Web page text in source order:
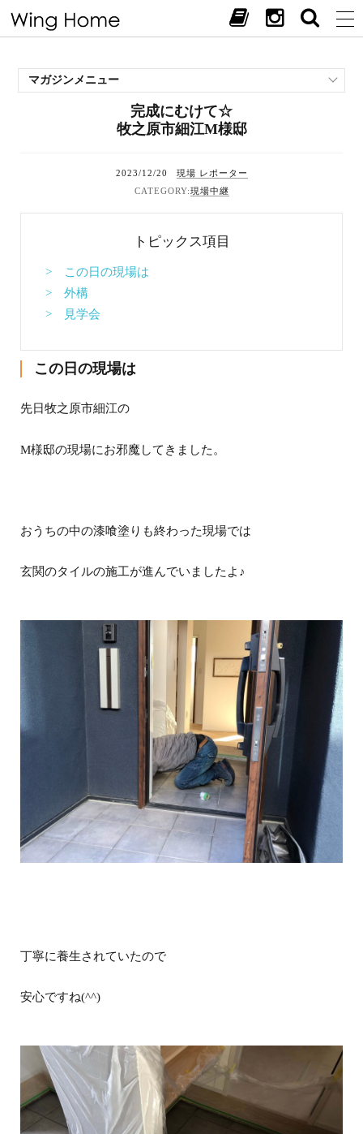
マガジンメニュー
スタッフブログ
完成にむけて☆
牧之原市細江M様邸
2023/12/20
現場 レポーター
現場中継
トピックス項目
> この日の現場は
> 外構
> 見学会
この日の現場は
先日牧之原市細江の
M様邸の現場にお邪魔してきました。
おうちの中の漆喰塗りも終わった現場では
玄関のタイルの施工が進んでいましたよ♪
丁寧に養生されていたので
安心ですね(^^)